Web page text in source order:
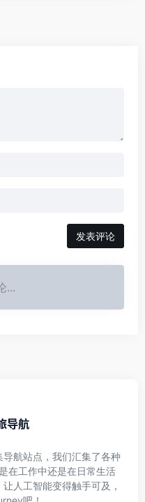
发表评论
...
航站点，我们汇集了各种
在工作中还是在日常生活
人工智能变得触手可及，